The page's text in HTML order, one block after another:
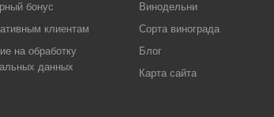
бонус
клиентам
на обработку
данных
Винодельни
Сорта винограда
Блог
Карта сайта